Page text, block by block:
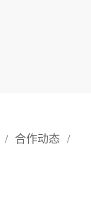
/ 合作动态 /